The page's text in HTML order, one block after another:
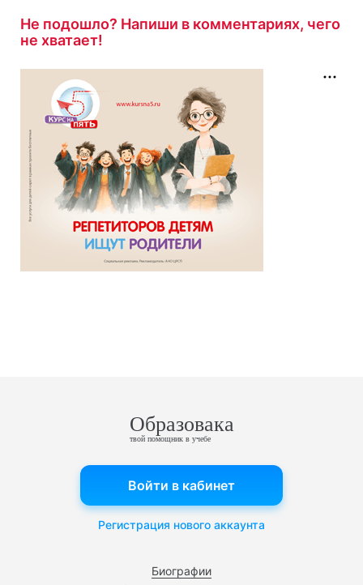
Не подошло? Напиши в комментариях, чего
не хватает!
Образовака
твой помощник в учебе
Биографии
Войти в кабинет
Регистрация нового аккаунта